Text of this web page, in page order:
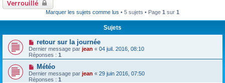
Verrouillé
Marquer les sujets comme lus • 5 sujets • Page 1 sur 1
Sujets
retour sur la journée
Dernier message par jean « 04 juil. 2016, 08:10
Réponses : 1
Météo
Dernier message par jean « 29 juin 2016, 07:50
Réponses : 1